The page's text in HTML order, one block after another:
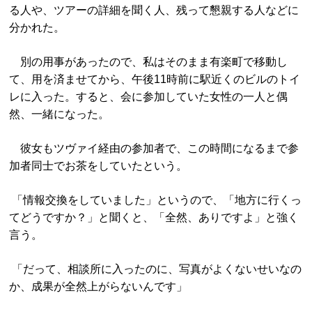
る人や、ツアーの詳細を聞く人、残って懇親する人などに
分かれた。
別の用事があったので、私はそのまま有楽町で移動し
て、用を済ませてから、午後11時前に駅近くのビルのトイ
レに入った。すると、会に参加していた女性の一人と偶
然、一緒になった。
彼女もツヴァイ経由の参加者で、この時間になるまで参
加者同士でお茶をしていたという。
「情報交換をしていました」というので、「地方に行くっ
てどうですか？」と聞くと、「全然、ありですよ」と強く
言う。
「だって、相談所に入ったのに、写真がよくないせいなの
か、成果が全然上がらないんです」